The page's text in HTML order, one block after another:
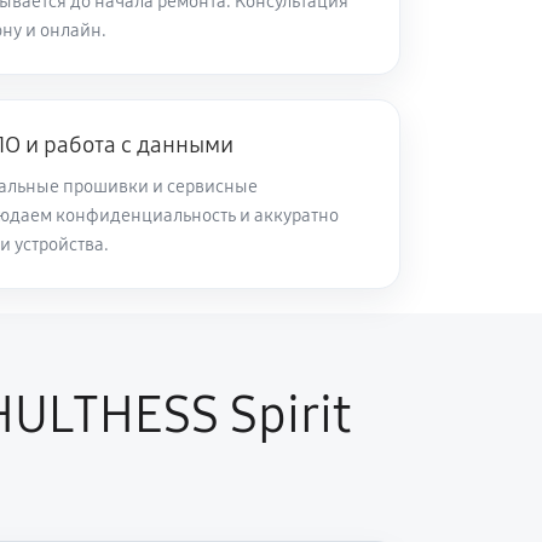
60 минут
60 минут Заказать
60 минут Заказать
и онлайн.
и работа с данными
прошивки и сервисные
конфиденциальность и аккуратно
устройства.
Spirit